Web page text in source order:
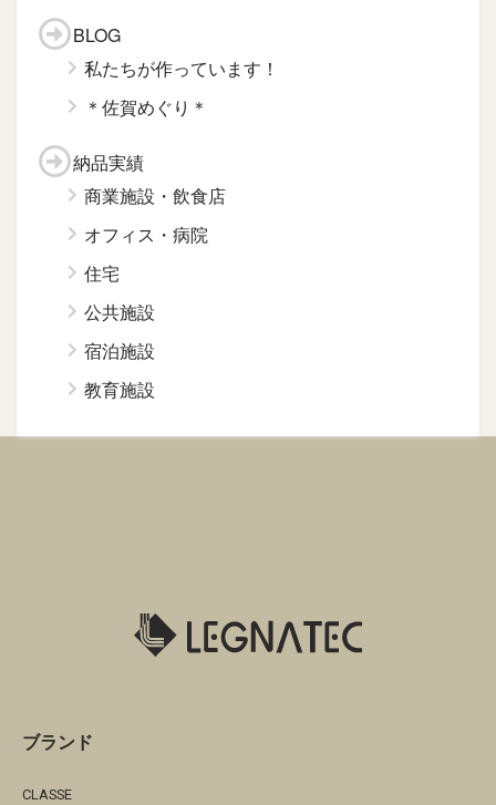
BLOG
私たちが作っています！
＊佐賀めぐり＊
納品実績
商業施設・飲食店
オフィス・病院
住宅
公共施設
宿泊施設
教育施設
ブランド
CLASSE